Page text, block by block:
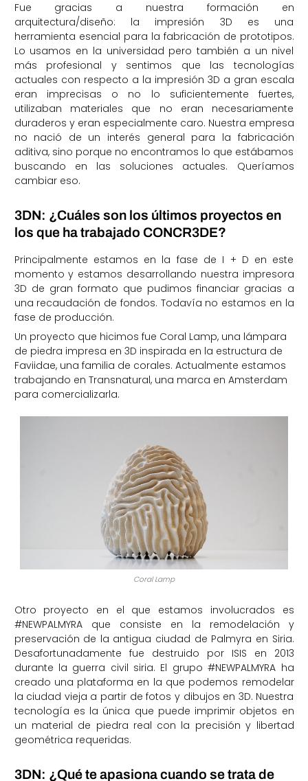
Fue gracias a nuestra formación en
arquitectura/diseño: la impresión 3D es una
herramienta esencial para la fabricación de prototipos.
Lo usamos en la universidad pero también a un nivel
más profesional y sentimos que las tecnologías
actuales con respecto a la impresión 3D a gran escala
eran imprecisas o no lo suficientemente fuertes,
utilizaban materiales que no eran necesariamente
duraderos y eran especialmente caro. Nuestra empresa
no nació de un interés general para la fabricación
aditiva, sino porque no encontramos lo que estábamos
buscando en las soluciones actuales. Queríamos
cambiar eso.
3DN: ¿Cuáles son los últimos proyectos en
los que ha trabajado CONCR3DE?
Principalmente estamos en la fase de I + D en este
momento y estamos desarrollando nuestra impresora
3D de gran formato que pudimos financiar gracias a
una recaudación de fondos. Todavía no estamos en la
fase de producción.
Un proyecto que hicimos fue Coral Lamp, una lámpara
de piedra impresa en 3D inspirada en la estructura de
Faviidae, una familia de corales. Actualmente estamos
trabajando en Transnatural, una marca en Amsterdam
para comercializarla.
Coral Lamp
Otro proyecto en el que estamos involucrados es
#NEWPALMYRA que consiste en la remodelación y
preservación de la antigua ciudad de Palmyra en Siria.
Desafortunadamente fue destruido por ISIS en 2013
durante la guerra civil siria. El grupo #NEWPALMYRA ha
creado una plataforma en la que podemos remodelar
la ciudad vieja a partir de fotos y dibujos en 3D. Nuestra
tecnología es la única que puede imprimir objetos en
un material de piedra real con la precisión y libertad
geométrica requeridas.
3DN: ¿Qué te apasiona cuando se trata de